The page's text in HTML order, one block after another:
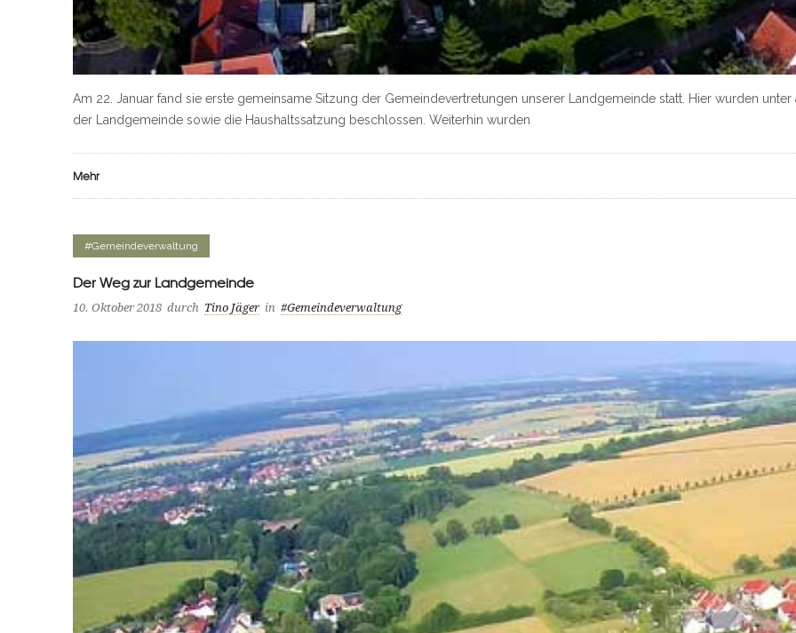
Am 22. Januar fand sie erste gemeinsame Sitzung der Gemeindevertretungen unserer Landgemeinde statt. Hier wurden
der Landgemeinde sowie die Haushaltssatzung beschlossen. Weiterhin wurden
Mehr
#Gemeindeverwaltung
Der Weg zur Landgemeinde
10. Oktober 2018 durch Tino Jäger in #Gemeindeverwaltung